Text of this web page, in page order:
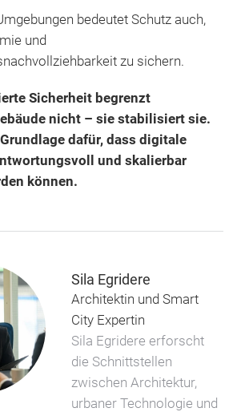
bedeutet Schutz auch,
und
zu sichern.
Sicherheit begrenzt
nicht – sie stabilisiert sie.
dafür, dass digitale
und skalierbar
können.
Sila Egridere
Architektin und Smart
City Expertin
Sila Egridere erforscht
die Schnittstellen
zwischen Architektur,
urbaner Technologie und